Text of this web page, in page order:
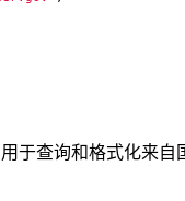
于查询和格式化来自